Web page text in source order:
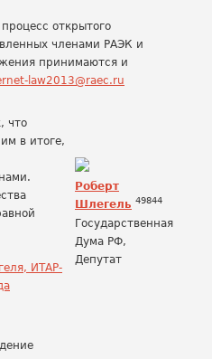
открытого
членами РАЭК и
принимаются и
law2013@raec.ru
что
в итоге,
ИТАР-
Роберт
Шлегель 49844
Государственная
Дума РФ,
Депутат